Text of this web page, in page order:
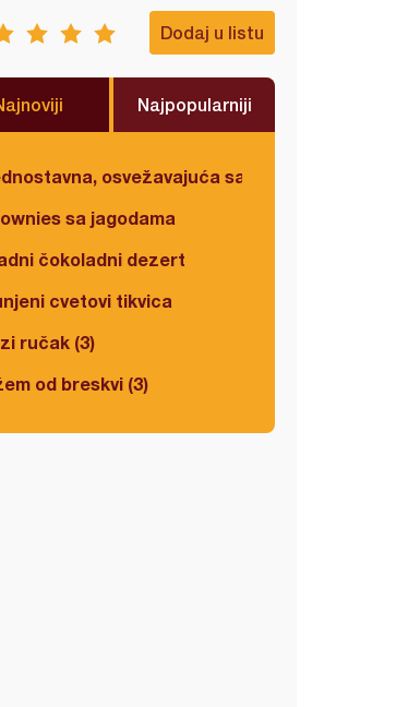
Dodaj u listu
Najpopularniji
osvežavajuća salata
sa jagodama
čokoladni dezert
cvetovi tikvica
ručak (3)
od breskvi (3)